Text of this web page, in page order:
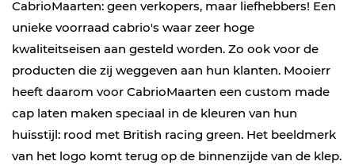
CabrioMaarten: geen verkopers, maar liefhebbers! Een
unieke voorraad cabrio's waar zeer hoge
kwaliteitseisen aan gesteld worden. Zo ook voor de
producten die zij weggeven aan hun klanten. Mooierr
heeft daarom voor CabrioMaarten een custom made
cap laten maken speciaal in de kleuren van hun
huisstijl: rood met British racing green. Het beeldmerk
van het logo komt terug op de binnenzijde van de klep.